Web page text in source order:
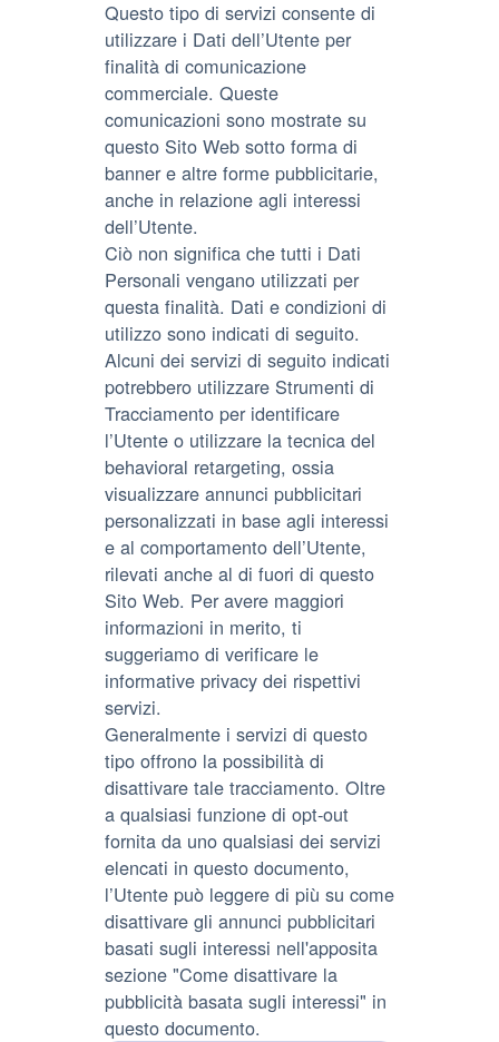
Questo tipo di servizi consente di
utilizzare i Dati dell’Utente per
finalità di comunicazione
commerciale. Queste
comunicazioni sono mostrate su
questo Sito Web sotto forma di
banner e altre forme pubblicitarie,
anche in relazione agli interessi
dell’Utente.
Ciò non significa che tutti i Dati
Personali vengano utilizzati per
questa finalità. Dati e condizioni di
utilizzo sono indicati di seguito.
Alcuni dei servizi di seguito indicati
potrebbero utilizzare Strumenti di
Tracciamento per identificare
l’Utente o utilizzare la tecnica del
behavioral retargeting, ossia
visualizzare annunci pubblicitari
personalizzati in base agli interessi
e al comportamento dell’Utente,
rilevati anche al di fuori di questo
Sito Web. Per avere maggiori
informazioni in merito, ti
suggeriamo di verificare le
informative privacy dei rispettivi
servizi.
Generalmente i servizi di questo
tipo offrono la possibilità di
disattivare tale tracciamento. Oltre
a qualsiasi funzione di opt-out
fornita da uno qualsiasi dei servizi
elencati in questo documento,
l’Utente può leggere di più su come
disattivare gli annunci pubblicitari
basati sugli interessi nell'apposita
sezione "Come disattivare la
pubblicità basata sugli interessi" in
questo documento.